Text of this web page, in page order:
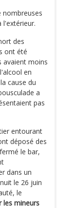
nombreuses
l'extérieur.
des
ont été
avaient moins
en
cause du
a
pas
entourant
déposé des
le bar,
dans un
le 26 juin
le
les mineurs